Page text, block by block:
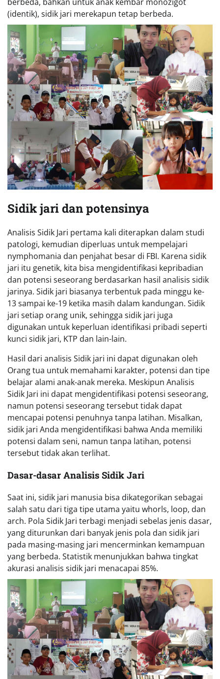
(identik), sidik jari merekapun tetap berbeda.
Sidik jari dan potensinya
Analisis Sidik Jari pertama kali diterapkan dalam studi
patologi, kemudian diperluas untuk mempelajari
nymphomania dan penjahat besar di FBI. Karena sidik
jari itu genetik, kita bisa mengidentifikasi kepribadian
dan potensi seseorang berdasarkan hasil analisis sidik
jarinya. Sidik jari biasanya terbentuk pada minggu ke-
13 sampai ke-19 ketika masih dalam kandungan. Sidik
jari setiap orang unik, sehingga sidik jari juga
digunakan untuk keperluan identifikasi pribadi seperti
kunci sidik jari, KTP dan lain-lain.
Hasil dari analisis Sidik jari ini dapat digunakan oleh
Orang tua untuk memahami karakter, potensi dan tipe
belajar alami anak-anak mereka. Meskipun Analisis
Sidik Jari ini dapat mengidentifikasi potensi seseorang,
namun potensi seseorang tersebut tidak dapat
mencapai potensi penuhnya tanpa latihan. Misalkan,
sidik jari Anda mengidentifikasi bahwa Anda memiliki
potensi dalam seni, namun tanpa latihan, potensi
tersebut tidak akan terlihat.
Dasar-dasar Analisis Sidik Jari
Saat ini, sidik jari manusia bisa dikategorikan sebagai
salah satu dari tiga tipe utama yaitu whorls, loop, dan
arch. Pola Sidik Jari terbagi menjadi sebelas jenis dasar,
yang diturunkan dari banyak jenis pola dan sidik jari
pada masing-masing jari mencerminkan kemampuan
yang berbeda. Statistik menunjukkan bahwa tingkat
akurasi analisis sidik jari menacapai 85%.